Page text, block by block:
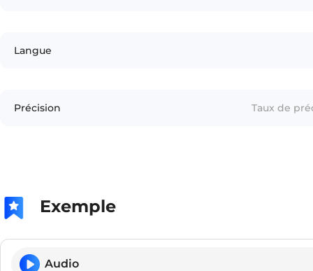
Langue
Précision Taux de
Exemple
Audio